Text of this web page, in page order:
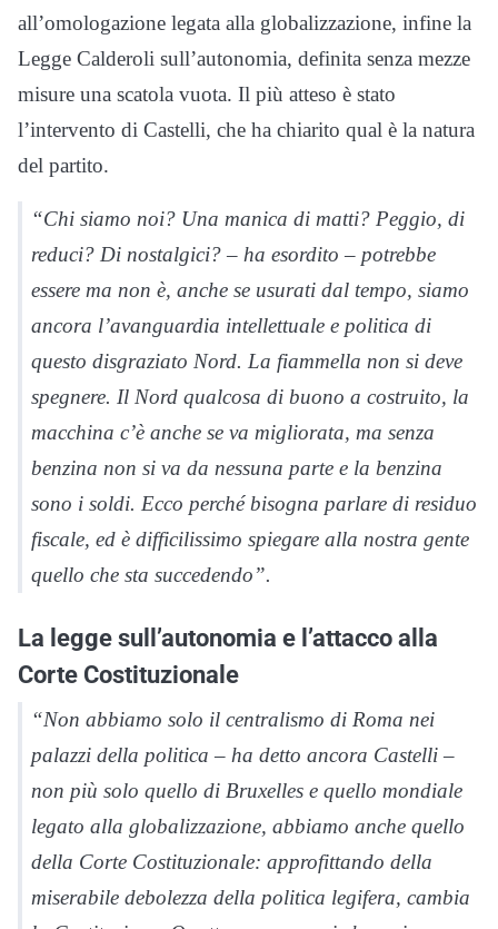
all’omologazione legata alla globalizzazione, infine la
Legge Calderoli sull’autonomia, definita senza mezze
misure una scatola vuota. Il più atteso è stato
l’intervento di Castelli, che ha chiarito qual è la natura
del partito.
“Chi siamo noi? Una manica di matti? Peggio, di
reduci? Di nostalgici? – ha esordito – potrebbe
essere ma non è, anche se usurati dal tempo, siamo
ancora l’avanguardia intellettuale e politica di
questo disgraziato Nord. La fiammella non si deve
spegnere. Il Nord qualcosa di buono a costruito, la
macchina c’è anche se va migliorata, ma senza
benzina non si va da nessuna parte e la benzina
sono i soldi. Ecco perché bisogna parlare di residuo
fiscale, ed è difficilissimo spiegare alla nostra gente
quello che sta succedendo”.
La legge sull’autonomia e l’attacco alla
Corte Costituzionale
“Non abbiamo solo il centralismo di Roma nei
palazzi della politica – ha detto ancora Castelli –
non più solo quello di Bruxelles e quello mondiale
legato alla globalizzazione, abbiamo anche quello
della Corte Costituzionale: approfittando della
miserabile debolezza della politica legifera, cambia